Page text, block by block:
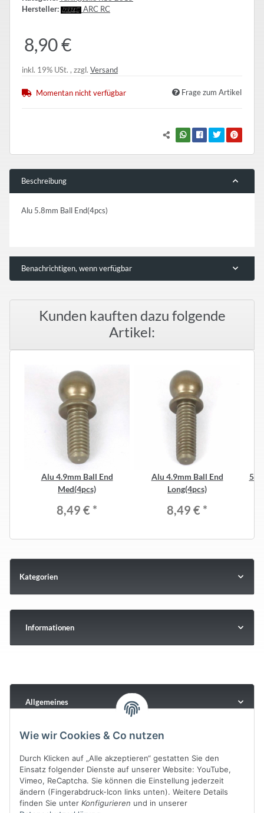
Hersteller:
ARC RC
8,90 €
inkl. 19% USt. , zzgl. Versand
Momentan nicht verfügbar Frage zum Artikel
Beschreibung
Alu 5.8mm Ball End(4pcs)
Benachrichtigen, wenn verfügbar
Kunden kauften dazu folgende
Artikel:
Alu 4.9mm Ball End
Med(4pcs)
8,49 € *
Alu 4.9mm Ball End
Long(4pcs)
8,49 € *
Kategorien
Informationen
Allgemeines
Wie wir Cookies & Co nutzen
Durch Klicken auf „Alle akzeptieren“ gestatten Sie den
Einsatz folgender Dienste auf unserer Website: YouTube,
Vimeo, ReCaptcha. Sie können die Einstellung jederzeit
ändern (Fingerabdruck-Icon links unten). Weitere Details
finden Sie unter Konfigurieren und in unserer